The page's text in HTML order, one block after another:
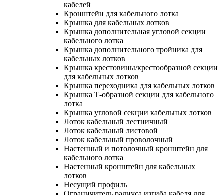
кабелей
Кронштейн для кабельного лотка
Крышка для кабельных лотков
Крышка дополнительная угловой секции
кабельного лотка
Крышка дополнительного тройника для
кабельных лотков
Крышка крестовины/крестообразной секции
для кабельных лотков
Крышка переходника для кабельных лотков
Крышка Т-образной секции для кабельного
лотка
Крышка угловой секции кабельных лотков
Лоток кабельный лестничный
Лоток кабельный листовой
Лоток кабельный проволочный
Настенный и потолочный кронштейн для
кабельного лотка
Настенный кронштейн для кабельных
лотков
Несущий профиль